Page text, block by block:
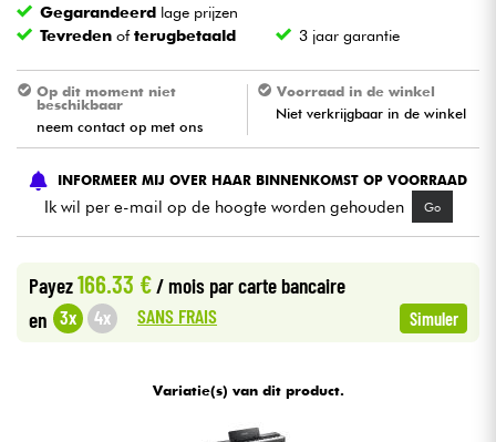
Blaasinstrument
Viool & Quatuor
Kinderen
Kabels & toebehoren
Sets
Gegarandeerd lage prijzen
Tevreden ofterugbetaald 3 jaar garantie
Op dit moment niet
beschikbaar
neem contact op met ons
Voorraad in de winkel
Niet verkrijgbaar in de winkel
INFORMEER MIJ OVER HAAR BINNENKOMST OP VOORRAAD
Ik wil per e-mail op de hoogte worden gehouden Go
Payez166.33 € / mois par carte bancaire
en 3x 4x SANS FRAIS Simuler
Variatie(s) van dit product.